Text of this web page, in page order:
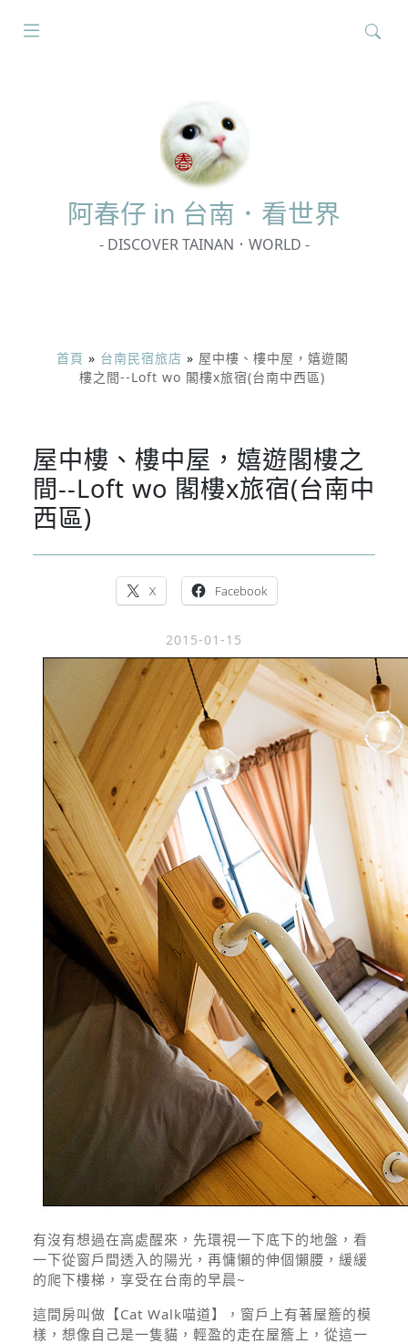
阿春仔 in 台南．看世界
- DISCOVER TAINAN．WORLD -
首頁 » 台南民宿旅店 » 屋中樓、樓中屋，嬉遊閣
樓之間--Loft wo 閣樓x旅宿(台南中西區)
屋中樓、樓中屋，嬉遊閣樓之
間--Loft wo 閣樓x旅宿(台南中
西區)
X Facebook
2015-01-15
有沒有想過在高處醒來，先環視一下底下的地盤，看
一下從窗戶間透入的陽光，再慵懶的伸個懶腰，緩緩
的爬下樓梯，享受在台南的早晨~
這間房叫做【Cat Walk喵道】，窗戶上有著屋簷的模
樣，想像自己是一隻貓，輕盈的走在屋簷上，從這一